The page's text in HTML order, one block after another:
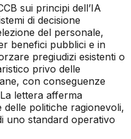
sui principi dell’IA
di decisione
del personale,
benefici pubblici e in
pregiudizi esistenti o
privo delle
con conseguenze
La lettera afferma
delle politiche ragionevoli,
uno standard operativo